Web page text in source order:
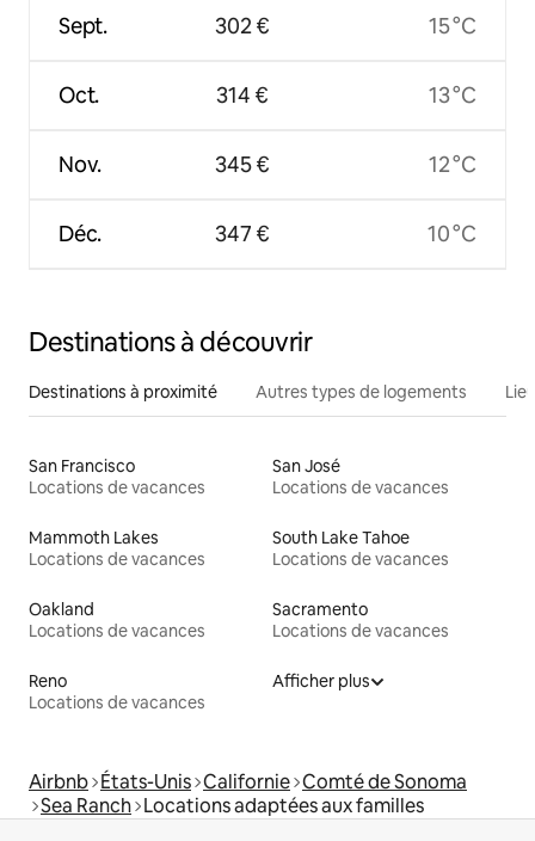
Sept.
Oct.
Nov.
Déc.
302 €
314 €
345 €
347 €
15 °C
13 °C
12 °C
10 °C
Destinations à découvrir
Destinations à proximité Autres types de logements
San Francisco
Locations de vacances
San José
Locations de vacances
Mammoth Lakes
Locations de vacances
South Lake Tahoe
Locations de vacances
Oakland
Locations de vacances
Sacramento
Locations de vacances
Reno
Locations de vacances
Afficher plus
Airbnb États-Unis Californie Comté de Sonoma
Sea Ranch Locations adaptées aux familles